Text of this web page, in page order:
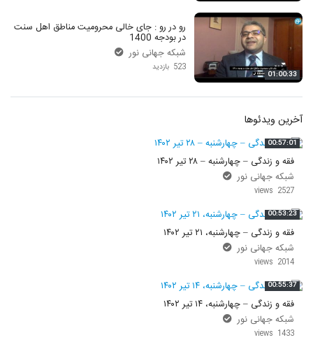
01:00:33
رو در رو : جای خالی محرومیت مناطق اهل سنت
در بودجه 1400
شبکه جهانی نور
523 بازدید
آخرین ویدئوها
00:57:01
فقه و زندگی – چهارشنبه – ۲۸ تیر ۱۴۰۲
شبکه جهانی نور
2527 views
00:53:23
فقه و زندگی – چهارشنبه، ۲۱ تیر ۱۴۰۲
شبکه جهانی نور
2014 views
00:55:37
فقه و زندگی – چهارشنبه، ۱۴ تیر ۱۴۰۲
شبکه جهانی نور
1433 views